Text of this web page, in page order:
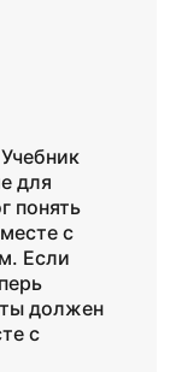
для
понять
с
Если
должен
с